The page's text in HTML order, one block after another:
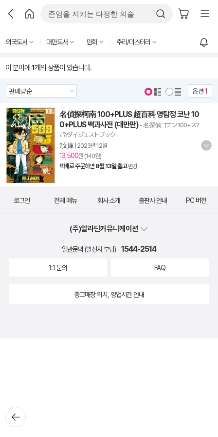
외국도서 대만도서 만화 추리/미스터리
이 분야에 1개의 상품이 있습니다.
옵션1
名偵探柯南 100+PLUS 超百科 명탐정 코난 10
0+PLUS 백과사전 (대만판) - 名探偵コナン 100+ス?
パ?ダイジェストブック
?文庫| 2023년 12월
13,500원 (140원)
택배로 주문하면 8월 13일 출고 변경
뒤로가
기
로그인 전체 메뉴 회사 소개 출판사 안내 PC 버전
(주)알라딘커뮤니케이션
일반문의 (발신자 부담) 1544-2514
1:1 문의 FAQ
중고매장 위치, 영업시간 안내